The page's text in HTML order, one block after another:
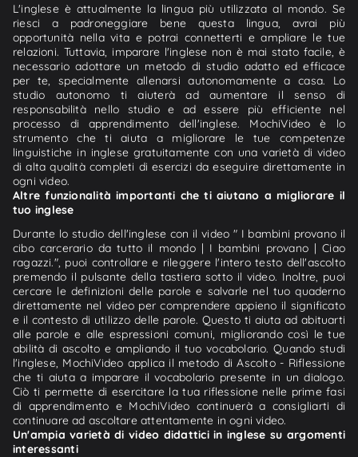
L'inglese è attualmente la lingua più utilizzata al mondo. Se
riesci a padroneggiare bene questa lingua, avrai più
opportunità nella vita e potrai connetterti e ampliare le tue
relazioni. Tuttavia, imparare l'inglese non è mai stato facile, è
necessario adottare un metodo di studio adatto ed efficace
per te, specialmente allenarsi autonomamente a casa. Lo
studio autonomo ti aiuterà ad aumentare il senso di
responsabilità nello studio e ad essere più efficiente nel
processo di apprendimento dell'inglese. MochiVideo è lo
strumento che ti aiuta a migliorare le tue competenze
linguistiche in inglese gratuitamente con una varietà di video
di alta qualità completi di esercizi da eseguire direttamente in
ogni video.
Altre funzionalità importanti che ti aiutano a migliorare il
tuo inglese
Durante lo studio dell'inglese con il video " I bambini provano il
cibo carcerario da tutto il mondo | I bambini provano | Ciao
ragazzi.", puoi controllare e rileggere l'intero testo dell'ascolto
premendo il pulsante della tastiera sotto il video. Inoltre, puoi
cercare le definizioni delle parole e salvarle nel tuo quaderno
direttamente nel video per comprendere appieno il significato
e il contesto di utilizzo delle parole. Questo ti aiuta ad abituarti
alle parole e alle espressioni comuni, migliorando così le tue
abilità di ascolto e ampliando il tuo vocabolario. Quando studi
l'inglese, MochiVideo applica il metodo di Ascolto - Riflessione
che ti aiuta a imparare il vocabolario presente in un dialogo.
Ciò ti permette di esercitare la tua riflessione nelle prime fasi
di apprendimento e MochiVideo continuerà a consigliarti di
continuare ad ascoltare attentamente in ogni video.
Un'ampia varietà di video didattici in inglese su argomenti
interessanti